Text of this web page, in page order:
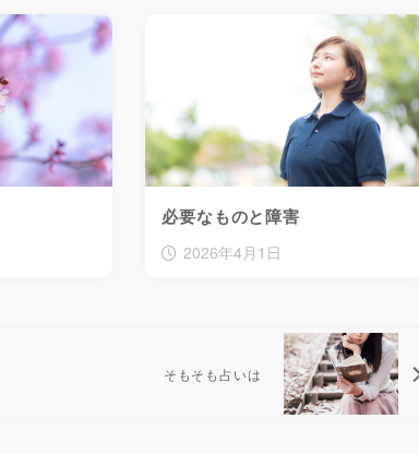
必要なものと障害
2026年4月1日
そもそも占いは